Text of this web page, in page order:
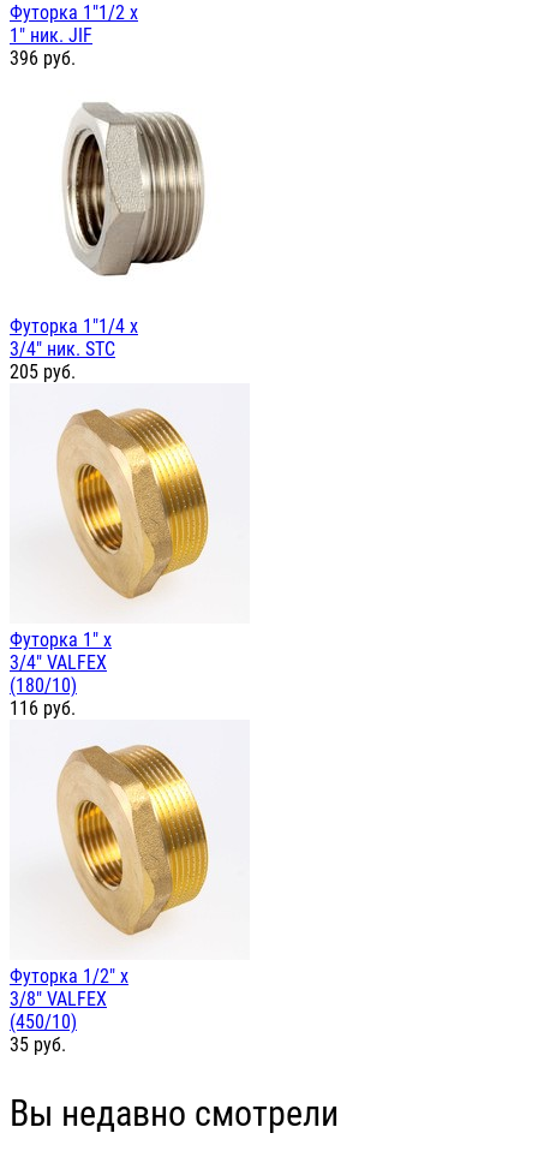
Футорка 1"1/2 х
1" ник. JIF
396 руб.
Футорка 1"1/4 х
3/4" ник. STC
205 руб.
Футорка 1" х
3/4" VALFEX
(180/10)
116 руб.
Футорка 1/2" х
3/8" VALFEX
(450/10)
35 руб.
Вы недавно смотрели